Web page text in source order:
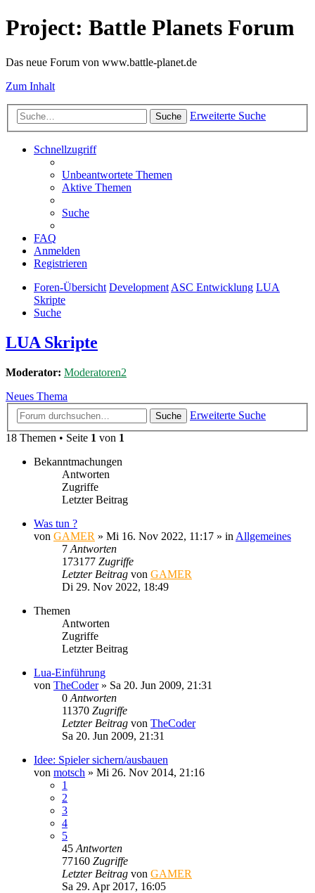
Project: Battle Planets Forum
Das neue Forum von www.battle-planet.de
Zum Inhalt
Suche Erweiterte Suche
Schnellzugriff
Unbeantwortete Themen
Aktive Themen
Suche
FAQ
Anmelden
Registrieren
Foren-Übersicht DevelopmentASC Entwicklung LUA
Skripte
Suche
LUA Skripte
Moderator: Moderatoren2
Neues Thema
Suche
Erweiterte Suche
18 Themen • Seite 1 von 1
Bekanntmachungen
Antworten
Zugriffe
Letzter Beitrag
Was tun ?
von GAMER » Mi 16. Nov 2022, 11:17 » in Allgemeines
7 Antworten
173177 Zugriffe
Letzter Beitrag von GAMER
Di 29. Nov 2022, 18:49
Themen
Antworten
Zugriffe
Letzter Beitrag
Lua-Einführung
von TheCoder» Sa 20. Jun 2009, 21:31
0 Antworten
11370 Zugriffe
Letzter Beitrag von TheCoder
Sa 20. Jun 2009, 21:31
Idee: Spieler sichern/ausbauen
von motsch » Mi 26. Nov 2014, 21:16
1
2
3
4
5
45 Antworten
77160 Zugriffe
Letzter Beitrag von GAMER
Sa 29. Apr 2017, 16:05